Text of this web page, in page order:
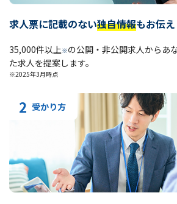
求人票に記載のない独自情報もお伝え
35,000件以上※の公開・非公開求人からあ
た求人を提案します。
※2025年3月時点
2 受かり方